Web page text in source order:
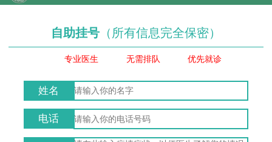
自助挂号 （所有信息完全保密）
专业医生 无需排队 优先就诊
姓名
电话